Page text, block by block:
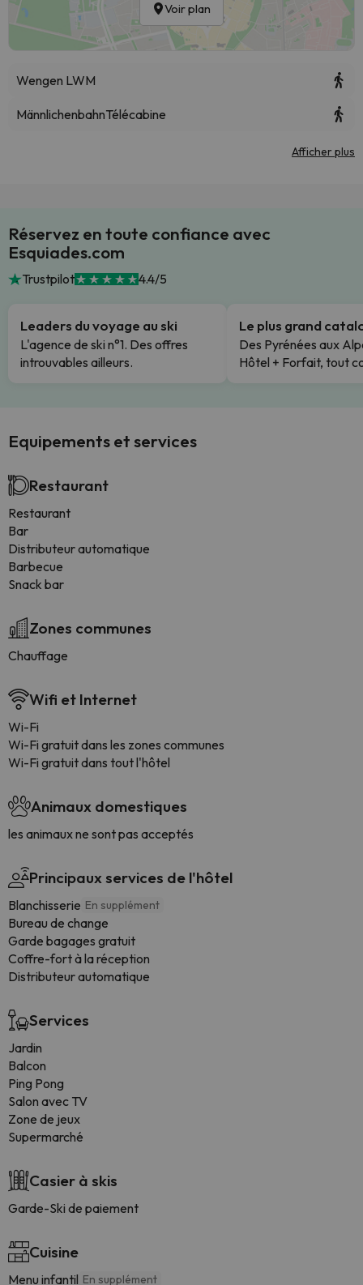
Voir plan
Wengen LWM
MännlichenbahnTélécabine
Afficher plus
Réservez en toute confiance avec
Esquiades.com
Trustpilot 4.4/5
Leaders du voyage au ski
L'agence de ski n°1. Des offres
introuvables ailleurs.
Le plus grand
Des Pyrénées aux
Hôtel + Forfait, tout
Equipements et services
Restaurant
Restaurant
Bar
Distributeur automatique
Barbecue
Snack bar
Zones communes
Chauffage
Wifi et Internet
Wi-Fi
Wi-Fi gratuit dans les zones communes
Wi-Fi gratuit dans tout l'hôtel
Animaux domestiques
les animaux ne sont pas acceptés
Principaux services de l'hôtel
Blanchisserie En supplément
Bureau de change
Garde bagages gratuit
Coffre-fort à la réception
Distributeur automatique
Services
Jardin
Balcon
Ping Pong
Salon avec TV
Zone de jeux
Supermarché
Casier à skis
Garde-Ski de paiement
Cuisine
Menu infantil En supplément